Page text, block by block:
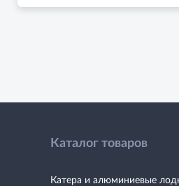
Каталог товаров
Катера и алюминиевые